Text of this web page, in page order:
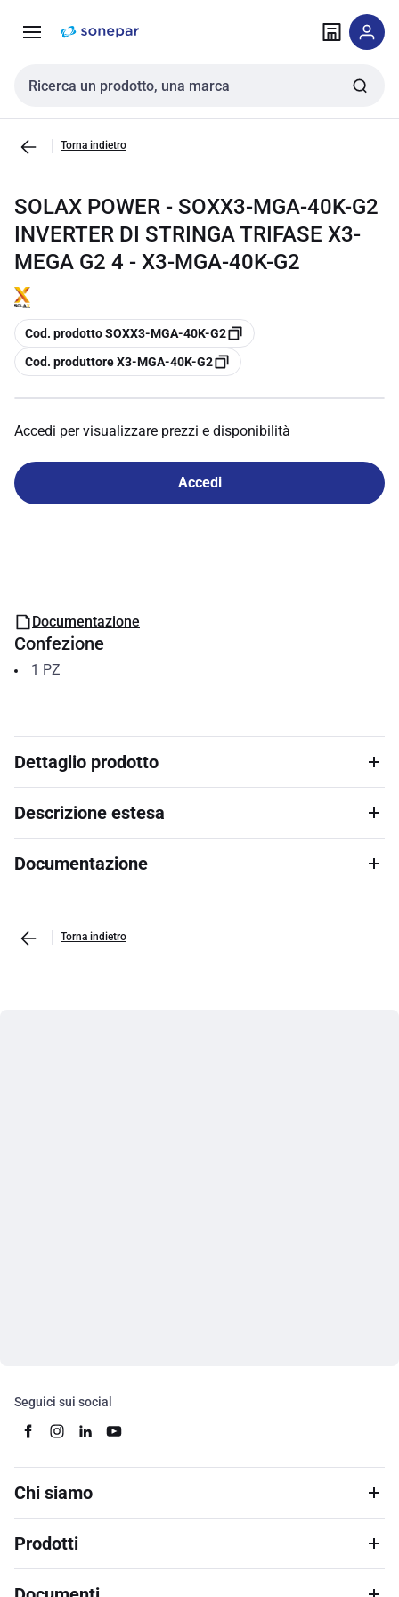
navigazione alla
Cerca input
Torna indietro
SOLAX POWER - SOXX3-MGA-40K-G2
INVERTER DI STRINGA TRIFASE X3-
MEGA G2 4 - X3-MGA-40K-G2
copia
Cod. prodotto SOXX3-MGA-40K-G2
copia
Cod. produttore X3-MGA-40K-G2
Accedi per visualizzare prezzi e disponibilità
Accedi
Documentazione
Confezione
1 PZ
Dettaglio prodotto
Descrizione estesa
Documentazione
Torna indietro
Seguici sui social
Chi siamo
Prodotti